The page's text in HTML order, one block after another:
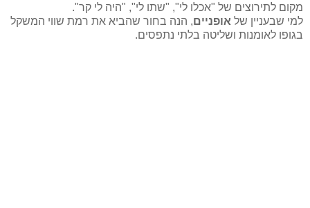
מקום לתירוצים של "אכלו לי", "שתו לי", "היה לי קר".
למי שבעניין של אופניים, הנה בחור שהביא את רמת שווי המשקל
בגופו לאומנות ושליטה בלתי נתפסים.